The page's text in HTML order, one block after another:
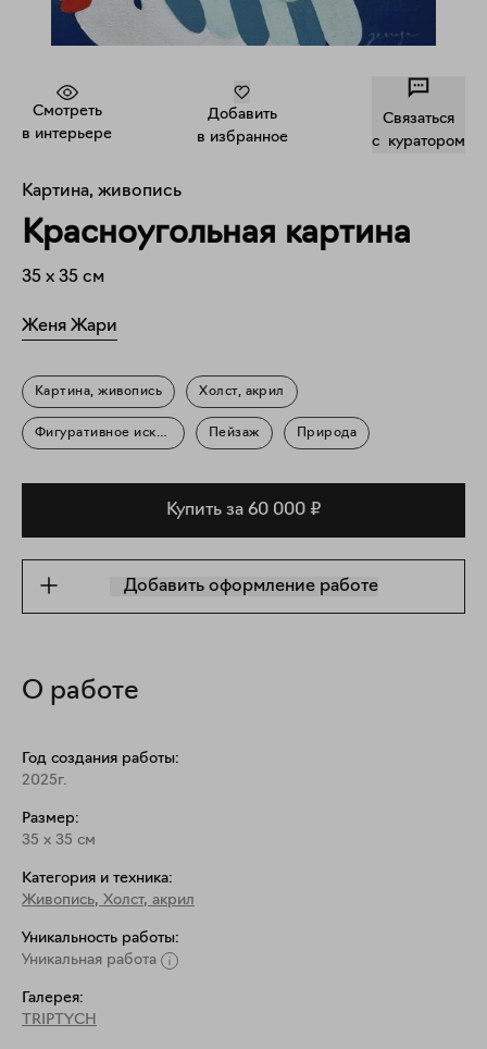
Смотреть
в интерьере
Добавить
в избранное
Связаться
c куратором
Картина, живопись
Красноугольная картина
35 x 35 см
Женя Жари
Картина, живопись Холст, акрил
Фигуративное искусство Пейзаж Природа
Купить за 60 000 ₽
Добавить оформление работе
О работе
Год создания работы:
2025г.
Размер:
35 x 35 см
Категория и техника:
Живопись, Холст, акрил
Уникальность работы:
Уникальная работа
Галерея:
TRIPTYCH